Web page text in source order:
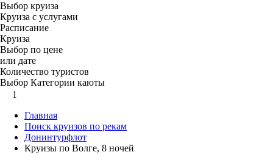
Выбор круиза
Круиза с услугами
Расписание
Круиза
Выбор по цене
или дате
Количество туристов
Выбор Категории каюты
1
Главная
Поиск круизов по рекам
Донинтурфлот
Круизы по Волге, 8 ночей